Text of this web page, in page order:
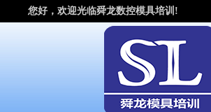
您好，欢迎光临舜龙数控模具培训!